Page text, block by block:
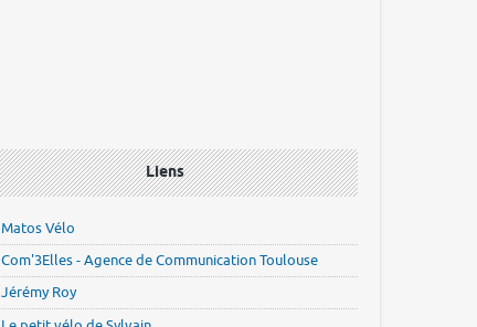
Liens
Matos Vélo
Com'3Elles - Agence de Communication Toulouse
Jérémy Roy